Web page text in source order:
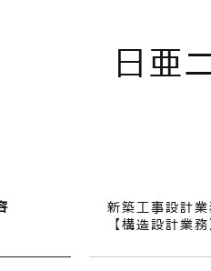
日亜
新築工事設計業
【構造設計業務